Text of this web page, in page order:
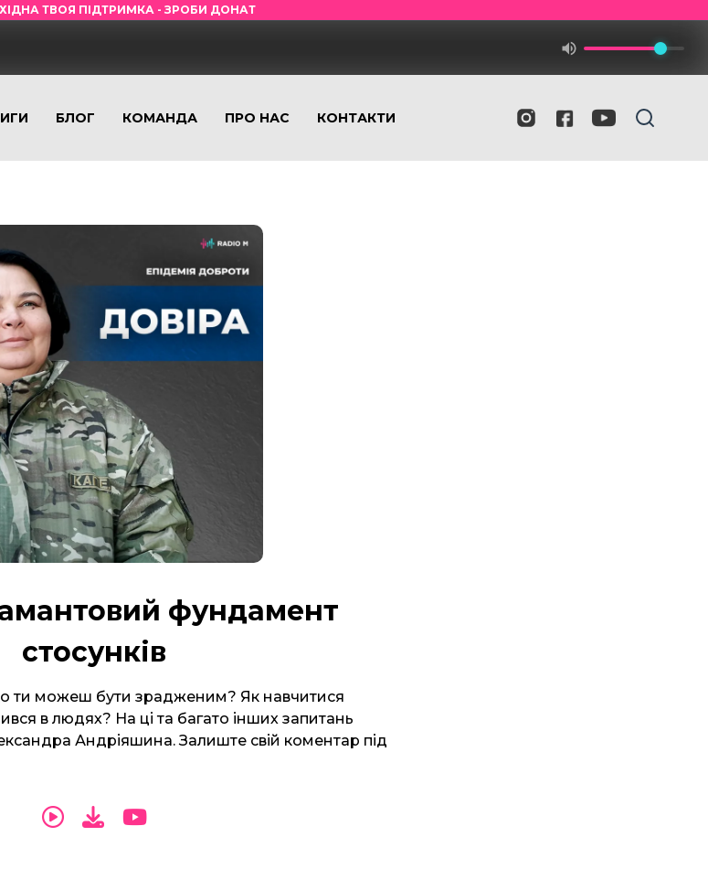
ТВОЯ ПІДТРИМКА - ЗРОБИ ДОНАТ
БЛОГ КОМАНДА ПРО НАС КОНТАКТИ
фундамент
стосунків
ти можеш бути зрадженим? Як навчитися
в людях? На ці та багато інших запитань
Андріяшина. Залиште свій коментар під